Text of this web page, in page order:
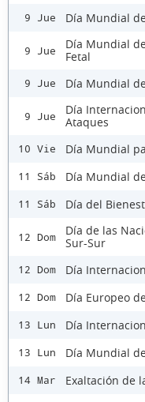
9 Jue Día Mundial
9 Jue
Día Mundial
Fetal
9 Jue Día Mundial
9 Jue
Día
Ataques
10 Vie Día Mundial
11 Sáb Día Mundial
11 Sáb Día del
12 Dom
Día de las
Sur-Sur
12 Dom Día
12 Dom Día Europeo
13 Lun Día
13 Lun Día Mundial
14 Mar
Exaltación de